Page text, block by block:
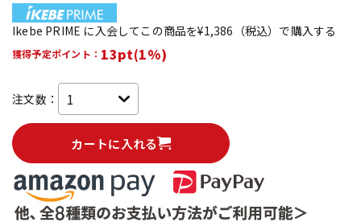
Ikebe PRIME に入会してこの商品を¥1,386（税込）で購入する
獲得予定ポイント： 13pt(1%)
注文数：
カートに入れる